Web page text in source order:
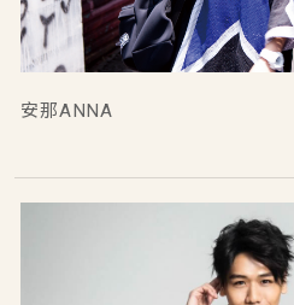
安那ANNA